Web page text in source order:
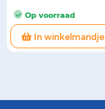
Op voorraad
In winkelmandje